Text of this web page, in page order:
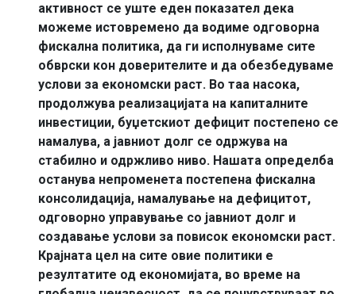
активност се уште еден показател дека
можеме истовремено да водиме одговорна
фискална политика, да ги исполнуваме сите
обврски кон доверителите и да обезбедуваме
услови за економски раст. Во таа насока,
продолжува реализацијата на капиталните
инвестиции, буџетскиот дефицит постепено се
намалува, а јавниот долг се одржува на
стабилно и одржливо ниво. Нашата определба
останува непроменета постепена фискална
консолидација, намалување на дефицитот,
одговорно управување со јавниот долг и
создавање услови за повисок економски раст.
Крајната цел на сите овие политики е
резултатите од економијата, во време на